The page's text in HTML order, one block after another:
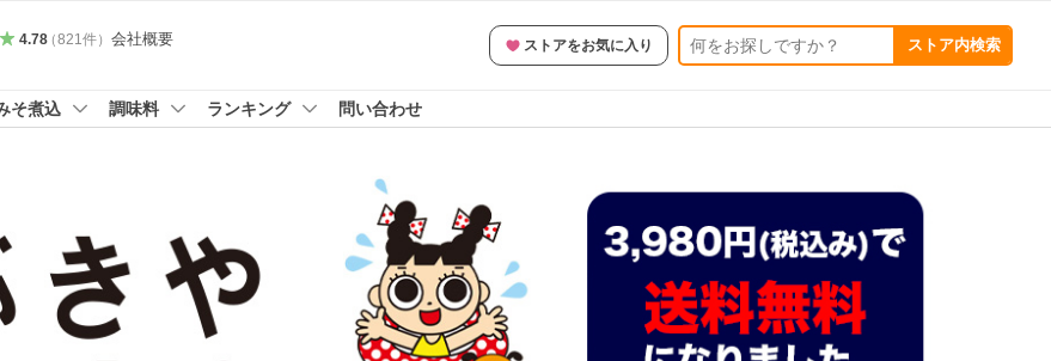
4.78（821 件） 会社概要 ストアをお気に入り ストア内検索
そ煮込 調味料 ランキング 問い合わせ